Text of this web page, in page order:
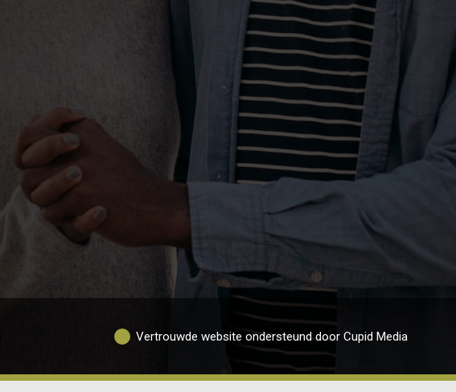
Vertrouwde website ondersteund door Cupid Media